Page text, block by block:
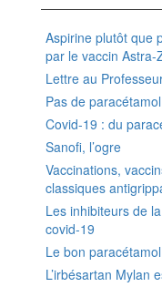
Aspirine plutôt que
par le vaccin Astra-
Lettre au
Pas de
Covid-19 : du
Sanofi, l’ogre
Vaccinations,
classiques
Les inhibiteurs de
covid-19
Le bon
L’irbésartan Mylan